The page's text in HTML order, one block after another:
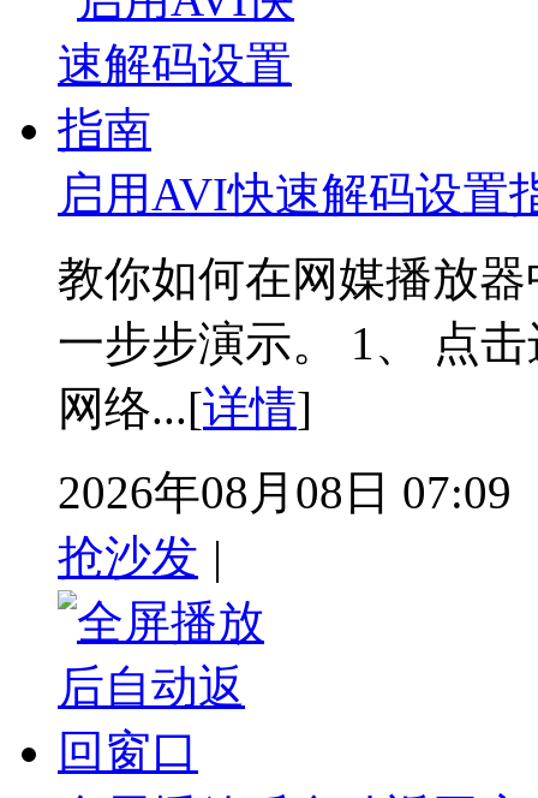
启用AVI快速解码设置
教你如何在网媒播放
一步步演示。 1、 点
网络...[详情]
2026年08月08日 07:09
抢沙发 |